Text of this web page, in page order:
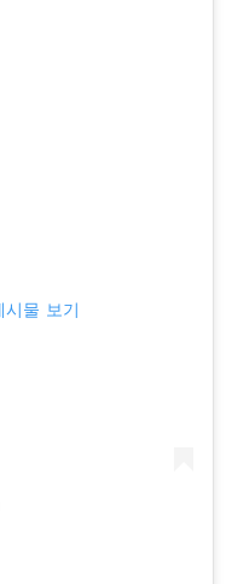
물 보기